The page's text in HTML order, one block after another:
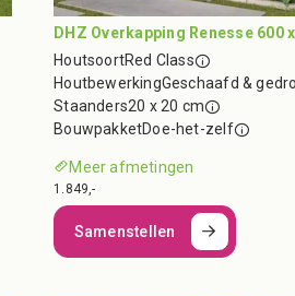
DHZ Overkapping Renesse 600
HoutsoortRed Class
HoutbewerkingGeschaafd &
Staanders20 x 20 cm
BouwpakketDoe-het-zelf
Meer afmetingen
1.849,-
Samenstellen